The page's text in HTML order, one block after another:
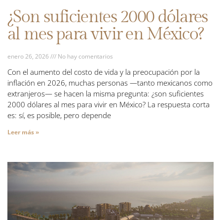
¿Son suficientes 2000 dólares
al mes para vivir en México?
enero 26, 2026 No hay comentarios
Con el aumento del costo de vida y la preocupación por la
inflación en 2026, muchas personas —tanto mexicanos como
extranjeros— se hacen la misma pregunta: ¿son suficientes
2000 dólares al mes para vivir en México? La respuesta corta
es: sí, es posible, pero depende
Leer más »